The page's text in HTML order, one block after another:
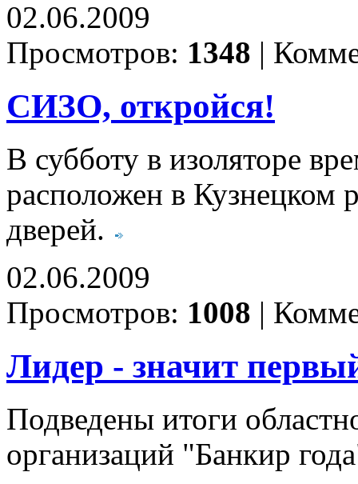
02.06.2009
Просмотров: 1348 |
СИЗО, откройся!
В субботу в изоляторе
расположен в Кузнецком
дверей.
02.06.2009
Просмотров: 1008 |
Лидер - значит
Подведены итоги
организаций "Банкир